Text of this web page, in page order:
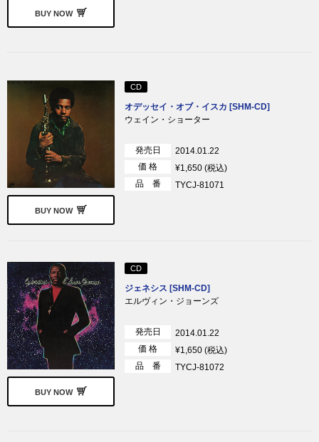
BUY NOW
BUY NOW
CD
オデッセイ・オブ・イスカ [SHM-CD]
ウェイン・ショーター
発売日
2014.01.22
価 格
¥1,650 (税込)
品 番
TYCJ-81071
BUY NOW
CD
ジェネシス [SHM-CD]
エルヴィン・ジョーンズ
発売日
2014.01.22
価 格
¥1,650 (税込)
品 番
TYCJ-81072